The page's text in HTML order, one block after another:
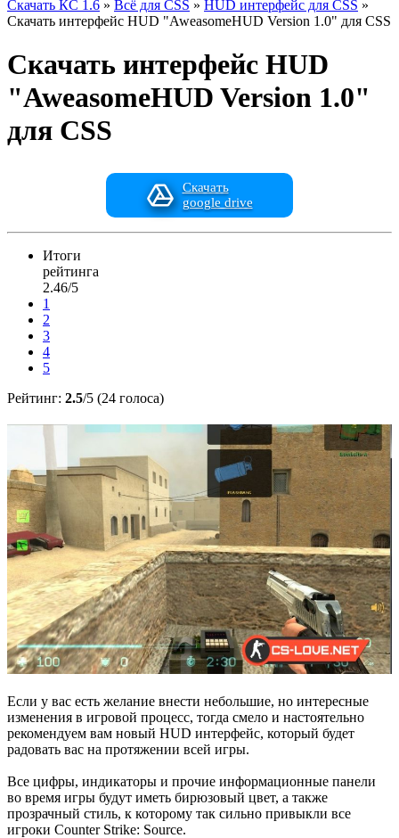
Скачать КС 1.6 » Всё для CSS » HUD интерфейс для CSS »
Скачать интерфейс HUD "AweasomeHUD Version 1.0" для CSS
Скачать интерфейс HUD
"AweasomeHUD Version 1.0"
для CSS
Скачать
google drive
Итоги
рейтинга
2.46/5
1
2
3
4
5
Рейтинг: 2.5/5 (24 голоса)
Если у вас есть желание внести небольшие, но интересные
изменения в игровой процесс, тогда смело и настоятельно
рекомендуем вам новый HUD интерфейс, который будет
радовать вас на протяжении всей игры.
Все цифры, индикаторы и прочие информационные панели
во время игры будут иметь бирюзовый цвет, а также
прозрачный стиль, к которому так сильно привыкли все
игроки Counter Strike: Source.